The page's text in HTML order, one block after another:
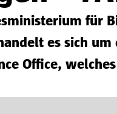
für
es sich um
Office,